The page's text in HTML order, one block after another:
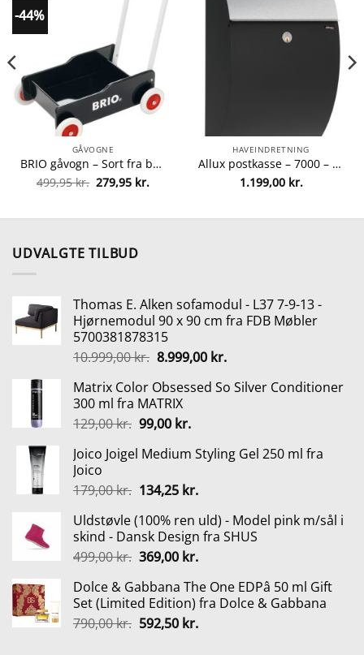
-44%
GÅVOGNE
BRIO gåvogn – Sort fra brio 7312350313512
499,95kr. Den
oprindelige
499,95 kr..
279,95 kr.
aktuelle
279,95 kr..
HAVEINDRETNING
Allux postkasse – 7000 – Sort/stål fra Allux 5701701474736
1.199,00 kr.
UDVALGTE TILBUD
Thomas E. Alken sofamodul - L37 7-9-13 -
Hjørnemodul 90 x 90 cm fra FDB Møbler
5700381878315
10.999,00kr. Den
pris
var:
10.999,00 kr..
8.999,00 kr.Den
pris
Matrix Color Obsessed So Silver Conditioner
300 ml fra MATRIX
129,00kr. Den
pris
129,00 kr..
99,00 kr.Den
pris
99,00 kr..
Joico Joigel Medium Styling Gel 250 ml fra
Joico
179,00kr. Den
pris
var:
179,00 kr..
134,25 kr.Den
pris
er:
134,25 kr..
Uldstøvle (100% ren uld) - Model pink m/sål i
skind - Dansk Design fra SHUS
499,00kr. Den
pris
var:
499,00 kr..
369,00 kr.Den
pris
er:
369,00 kr..
Dolce & Gabbana The One EDPâ 50 ml Gift
Set (Limited Edition) fra Dolce & Gabbana
790,00kr. Den
592,50 kr.Den